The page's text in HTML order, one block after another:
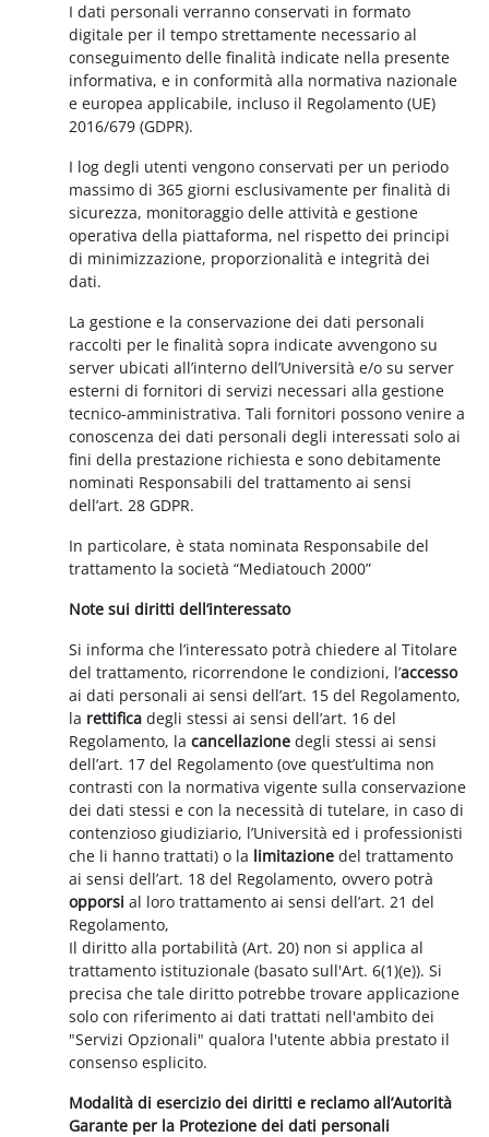
I dati personali verranno conservati in formato
digitale per il tempo strettamente necessario al
conseguimento delle finalità indicate nella presente
informativa, e in conformità alla normativa nazionale
e europea applicabile, incluso il Regolamento (UE)
2016/679 (GDPR).
I log degli utenti vengono conservati per un periodo
massimo di 365 giorni esclusivamente per finalità di
sicurezza, monitoraggio delle attività e gestione
operativa della piattaforma, nel rispetto dei principi
di minimizzazione, proporzionalità e integrità dei
dati.
La gestione e la conservazione dei dati personali
raccolti per le finalità sopra indicate avvengono su
server ubicati all’interno dell’Università e/o su server
esterni di fornitori di servizi necessari alla gestione
tecnico-amministrativa. Tali fornitori possono venire a
conoscenza dei dati personali degli interessati solo ai
fini della prestazione richiesta e sono debitamente
nominati Responsabili del trattamento ai sensi
dell’art. 28 GDPR.
In particolare, è stata nominata Responsabile del
trattamento la società “Mediatouch 2000”
Note sui diritti dell’interessato
Si informa che l’interessato potrà chiedere al Titolare
del trattamento, ricorrendone le condizioni, l’accesso
ai dati personali ai sensi dell’art. 15 del Regolamento,
la rettificadegli stessi ai sensi dell’art. 16 del
Regolamento, lacancellazione degli stessi ai sensi
dell’art. 17 del Regolamento (ove quest’ultima non
contrasti con la normativa vigente sulla conservazione
dei dati stessi e con la necessità di tutelare, in caso di
contenzioso giudiziario, l’Università ed i professionisti
che li hanno trattati) o la limitazione del trattamento
ai sensi dell’art. 18 del Regolamento, ovvero potrà
opporsi al loro trattamento ai sensi dell’art. 21 del
Regolamento,
Il diritto alla portabilità (Art. 20) non si applica al
trattamento istituzionale (basato sull'Art. 6(1)(e)). Si
precisa che tale diritto potrebbe trovare applicazione
solo con riferimento ai dati trattati nell'ambito dei
"Servizi Opzionali" qualora l'utente abbia prestato il
consenso esplicito.
Modalità di esercizio dei diritti e reclamo all’Autorità
Garante per la Protezione dei dati personali